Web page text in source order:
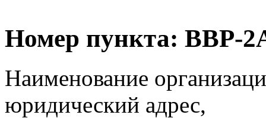
Номер пункта: ВВР-
Наименование
юридический адрес,